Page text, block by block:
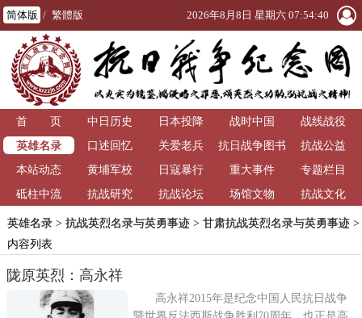
简体版 / 繁體版 2026年8月8日 星期六 07:54:40
首 页 中日历史 日本投降 战时中国
战线战役
英雄名录
口述回忆 关爱老兵
抗日战争图书
馆
抗战公益
本站动态
黄埔军校 日寇暴行 重大事件
专题栏目
砥柱中流
抗战研究 抗战论坛 场馆文物 抗战文化
英雄名录> 抗战英烈名录与英勇事迹> 甘肃抗战英烈名录与英勇事迹>
内容列表
陇原英烈：高永祥
高永祥2015年是纪念中国人民抗日战争